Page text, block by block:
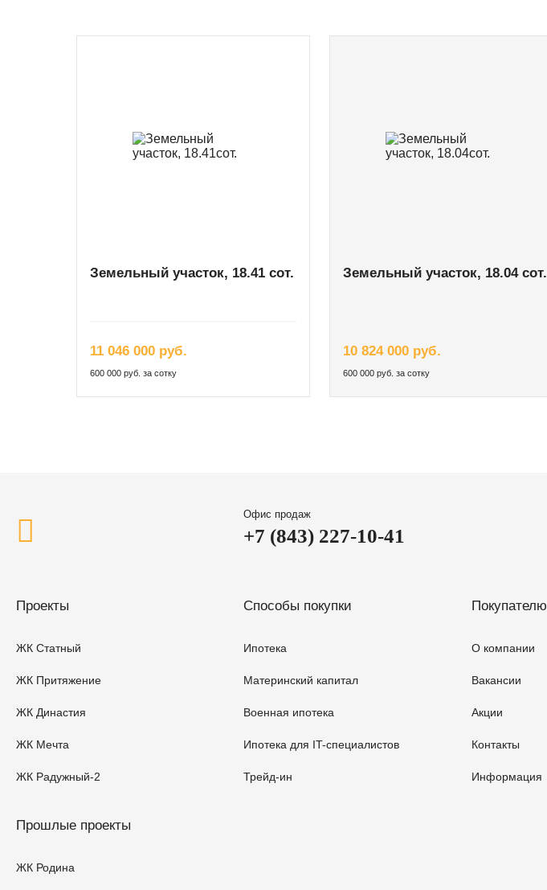
Земельный участок, 18.41 сот.
11 046 000 руб.
600 000 руб. за сотку
Земельный участок, 18.04 сот.
10 824 000 руб.
600 000 руб. за сотку
Офис продаж
+7 (843) 227-10-41
Проекты
ЖК Статный
ЖК Притяжение
ЖК Династия
ЖК Мечта
ЖК Радужный-2
Прошлые проекты
ЖК Родина
Способы покупки
Ипотека
Материнский капитал
Военная ипотека
Ипотека для IT-специалистов
Трейд-ин
Покупателю
О компании
Вакансии
Акции
Контакты
Информация